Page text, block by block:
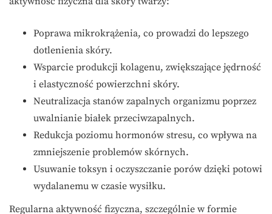
Poprawa mikrokrążenia, co prowadzi do lepszego
dotlenienia skóry.
Wsparcie produkcji kolagenu, zwiększające jędrność
i elastyczność powierzchni skóry.
Neutralizacja stanów zapalnych organizmu poprzez
uwalnianie białek przeciwzapalnych.
Redukcja poziomu hormonów stresu, co wpływa na
zmniejszenie problemów skórnych.
Usuwanie toksyn i oczyszczanie porów dzięki potowi
wydalanemu w czasie wysiłku.
Regularna aktywność fizyczna, szczególnie w formie